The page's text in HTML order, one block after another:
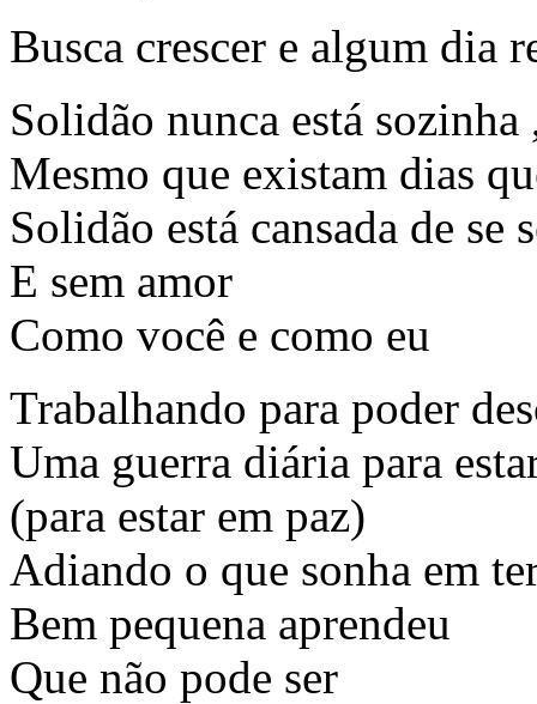
Busca crescer e algum dia
Solidão nunca está sozinha
Mesmo que existam dias
Solidão está cansada de se
E sem amor
Como você e como eu
Trabalhando para poder
Uma guerra diária para
(para estar em paz)
Adiando o que sonha em
Bem pequena aprendeu
Que não pode ser